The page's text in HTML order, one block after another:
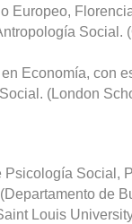
Europeo,
Social.
Economía, con
(London
Psicología Social,
de
Louis